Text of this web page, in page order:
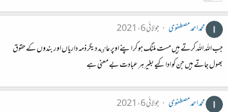
محمد احمد مصطفوی
جولائی 6، 2021
جب اللہ اللہ کرتے ہیں مست ملنگ ہو کر اپنے اوپر عاٸد دیگر ذمہ داریاں اور بندوں کے حقوق
بھول جاتے ہیں جن کو ادا کیے بغیر ہر عبادت بے معنی ہے
محمد احمد مصطفوی جولائی 6، 2021